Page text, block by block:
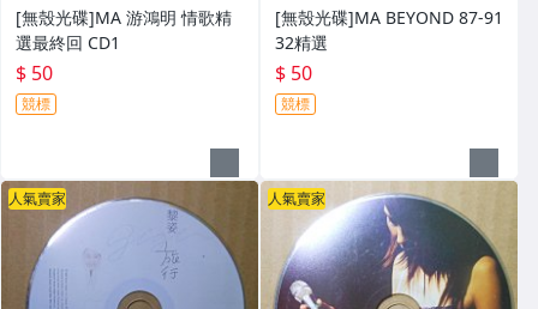
[無殼光碟]MA 游鴻明 情歌精
選最終回 CD1
$ 50
競標
[無殼光碟]MA BEYOND 87-91
32精選
$ 50
競標
人氣賣家 人氣賣家